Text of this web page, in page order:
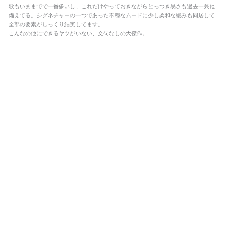
歌もいままでで一番多いし、これだけやっておきながらとっつき易さも過去一兼ね
備えてる。シグネチャーの一つであった不穏なムードに少し柔和な緩みも同居して
全部の要素がしっくり結実してます。
こんなの他にできるヤツがいない、文句なしの大傑作。